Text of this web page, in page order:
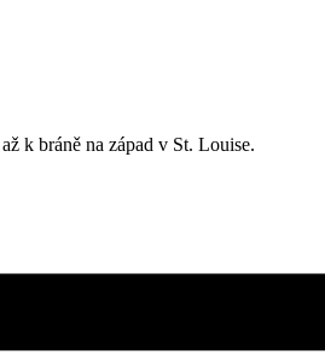
k bráně na západ v St. Louise.